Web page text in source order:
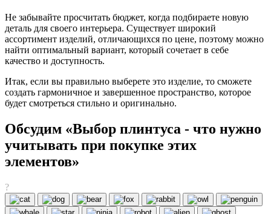
Не забывайте просчитать бюджет, когда подбираете новую
деталь для своего интерьера. Существует широкий
ассортимент изделий, отличающихся по цене, поэтому можно
найти оптимальный вариант, который сочетает в себе
качество и доступность.
Итак, если вы правильно выберете это изделие, то сможете
создать гармоничное и завершенное пространство, которое
будет смотреться стильно и оригинально.
Обсудим «Выбор плинтуса - что нужно
учитывать при покупке этих
элементов»
?